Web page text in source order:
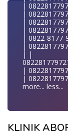
|
|
|
|
| 0822-8177-
|
| |
|
|
more... less...
KLINIK